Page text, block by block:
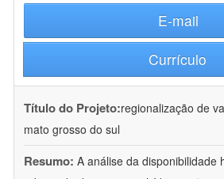
E-mail
Currículo
Título do Projeto:regionalização de
mato grosso do sul
Resumo: A análise da disponibilidade